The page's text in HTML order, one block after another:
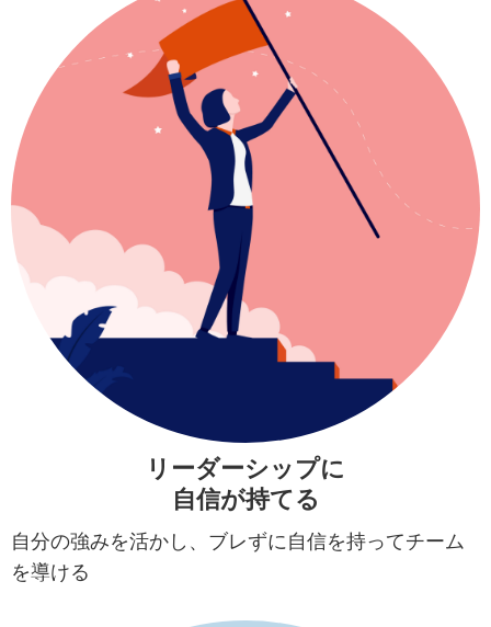
リーダーシップに
自信が持てる
自分の強みを活かし、ブレずに自信を持ってチーム
を導ける